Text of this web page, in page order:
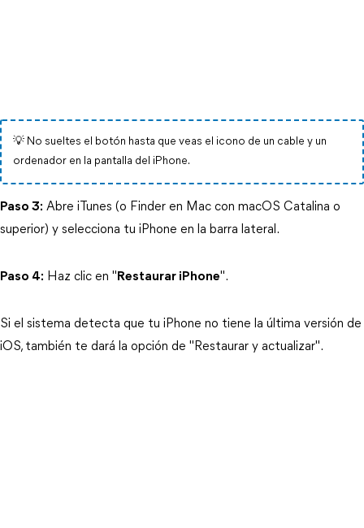
💡 No sueltes el botón hasta que veas el icono de un cable y un
ordenador en la pantalla del iPhone.
Paso 3: Abre iTunes (o Finder en Mac con macOS Catalina o
superior) y selecciona tu iPhone en la barra lateral.
Paso 4: Haz clic en " Restaurar iPhone".
Si el sistema detecta que tu iPhone no tiene la última versión de
iOS, también te dará la opción de "Restaurar y actualizar".